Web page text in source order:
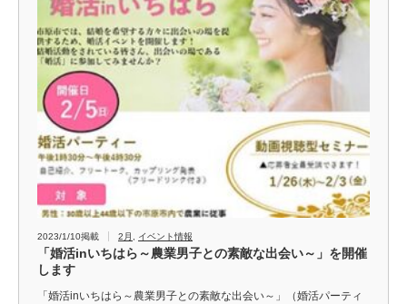
2023/1/10掲載 2月 イベント情報
「婚活inいちはら～農業男子との素敵な出会い～」を開催
します
「婚活inいちはら～農業男子との素敵な出会い～」（婚活パーティ